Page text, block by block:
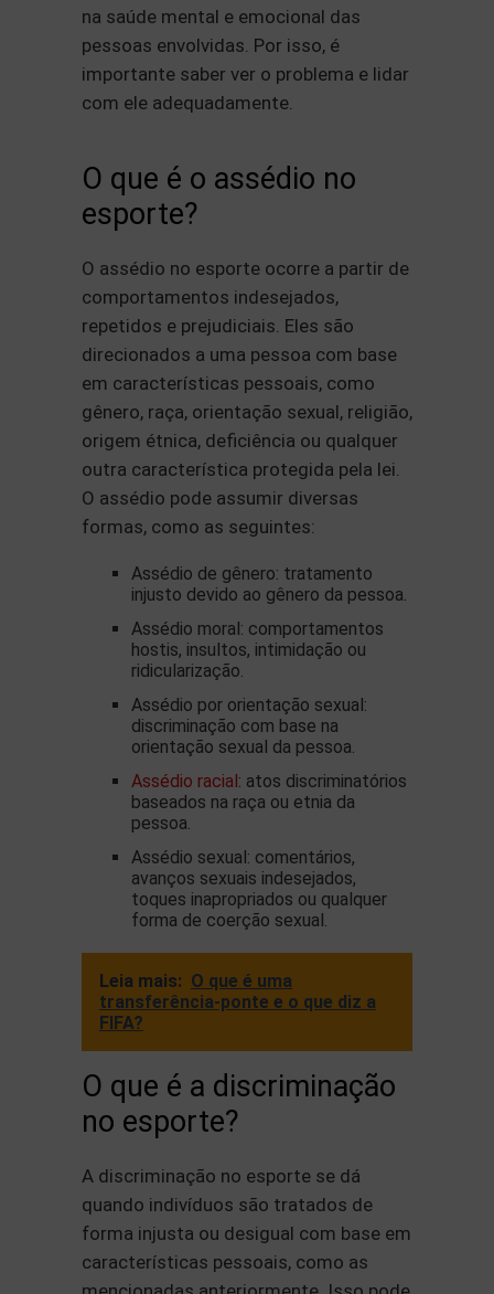
na saúde mental e emocional das
pessoas envolvidas. Por isso, é
importante saber ver o problema e lidar
com ele adequadamente.
O que é o assédio no
esporte?
O assédio no esporte ocorre a partir de
comportamentos indesejados,
repetidos e prejudiciais. Eles são
direcionados a uma pessoa com base
em características pessoais, como
gênero, raça, orientação sexual, religião,
origem étnica, deficiência ou qualquer
outra característica protegida pela lei.
O assédio pode assumir diversas
formas, como as seguintes:
Assédio de gênero: tratamento
injusto devido ao gênero da pessoa.
Assédio moral: comportamentos
hostis, insultos, intimidação ou
ridicularização.
Assédio por orientação sexual:
discriminação com base na
orientação sexual da pessoa.
Assédio racial: atos discriminatórios
baseados na raça ou etnia da
pessoa.
Assédio sexual: comentários,
avanços sexuais indesejados,
toques inapropriados ou qualquer
forma de coerção sexual.
Leia mais: O que é uma
transferência-ponte e o que diz a
FIFA?
O que é a discriminação
no esporte?
A discriminação no esporte se dá
quando indivíduos são tratados de
forma injusta ou desigual com base em
características pessoais, como as